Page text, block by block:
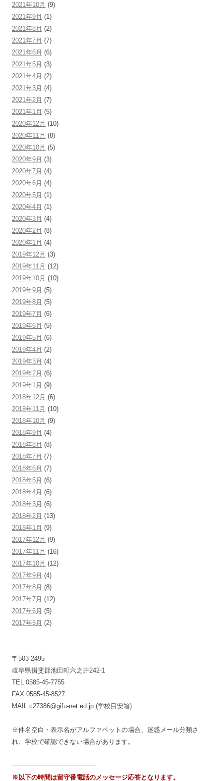
2021年10月 (9)
2021年9月 (1)
2021年8月 (2)
2021年7月 (7)
2021年6月 (6)
2021年5月 (3)
2021年4月 (2)
2021年3月 (4)
2021年2月 (7)
2021年1月 (5)
2020年12月 (10)
2020年11月 (8)
2020年10月 (5)
2020年9月 (3)
2020年7月 (4)
2020年6月 (4)
2020年5月 (1)
2020年4月 (1)
2020年3月 (4)
2020年2月 (8)
2020年1月 (4)
2019年12月 (3)
2019年11月 (12)
2019年10月 (10)
2019年9月 (5)
2019年8月 (5)
2019年7月 (6)
2019年6月 (5)
2019年5月 (6)
2019年4月 (2)
2019年3月 (4)
2019年2月 (6)
2019年1月 (9)
2018年12月 (6)
2018年11月 (10)
2018年10月 (9)
2018年9月 (4)
2018年8月 (8)
2018年7月 (7)
2018年6月 (7)
2018年5月 (6)
2018年4月 (6)
2018年3月 (6)
2018年2月 (13)
2018年1月 (9)
2017年12月 (9)
2017年11月 (16)
2017年10月 (12)
2017年9月 (4)
2017年8月 (8)
2017年7月 (12)
2017年6月 (5)
2017年5月 (2)
〒503-2495
岐阜県揖斐郡池田町六之井242-1
TEL 0585-45-7755
FAX 0585-45-8527
MAIL c27386@gifu-net.ed.jp (学校目安箱)
※件名空白・表示名がアルファベットの場合、迷惑メール分類さ
れ、学校で確認できない場合があります。
—————————————
※以下の時間は留守番電話のメッセージ応答となります。